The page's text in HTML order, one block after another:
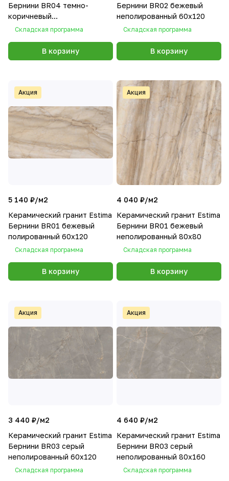
Бернини BR04 темно-
коричневый
неполированный 60x120
Складская программа
В корзину
Бернини BR02 бежевый
неполированный 60x120
Складская программа
В корзину
Акция
5 140 ₽/м2
Керамический гранит Estima
Бернини BR01 бежевый
полированный 60x120
Складская программа
В корзину
Акция
4 040 ₽/м2
Керамический гранит Estima
Бернини BR01 бежевый
неполированный 80x80
Складская программа
В корзину
Акция
3 440 ₽/м2
Керамический гранит Estima
Бернини BR03 серый
неполированный 60x120
Складская программа
Акция
4 640 ₽/м2
Керамический гранит Estima
Бернини BR03 серый
неполированный 80x160
Складская программа